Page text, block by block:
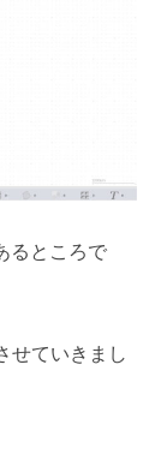
るところで
せていきまし